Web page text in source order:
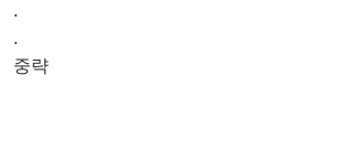
.
.
중략